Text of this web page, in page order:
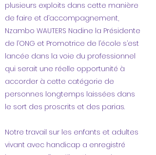
plusieurs exploits dans cette manière
de faire et d’accompagnement,
Nzambo WAUTERS Nadine la Présidente
de l’ONG et Promotrice de l’école s’est
lancée dans la voie du professionnel
qui serait une réelle opportunité à
accorder à cette catégorie de
personnes longtemps laissées dans
le sort des proscrits et des parias.
Notre travail sur les enfants et adultes
vivant avec handicap a enregistré